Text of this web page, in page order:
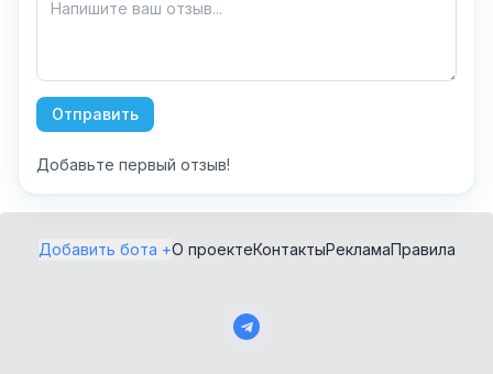
антиспам
Отправить
Добавьте первый отзыв!
Добавить бота +О проектеКонтактыРекламаПравила